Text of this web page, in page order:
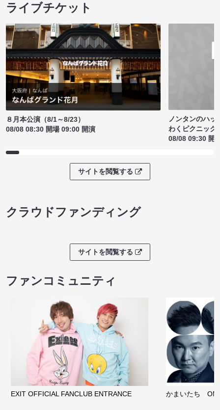
ライブチケット
８月本公演（8/1～8/23）
08/08 08:30 開場 09:00 開演
ノンタンのハッ
わくピクニック
08/08 09:30 開
サイトを閲覧する
クラウドファンディング
サイトを閲覧する
ファンコミュニティ
EXIT OFFICIAL FANCLUB ENTRANCE かまいたち